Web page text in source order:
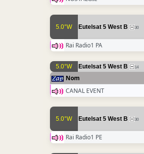
5.0°W Eutelsat 5 West B 30
Rai Radio1 PA
5.0°W Eutelsat 5 West B 14
Nom
CANAL EVENT
5.0°W Eutelsat 5 West B 30
Rai Radio1 PE